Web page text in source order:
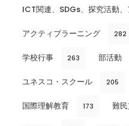
ICT関連、SDGs、探究活動
アクティブラーニング 282
学校行事 263 部活動
ユネスコ・スクール 205
国際理解教育 173 難